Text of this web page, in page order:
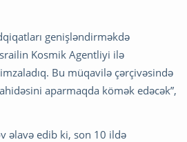
genişləndirməkdə
Kosmik Agentliyi ilə
Bu müqavilə çərçivəsində
aparmaqda kömək edəcək”,
əlavə edib ki, son 10 ildə